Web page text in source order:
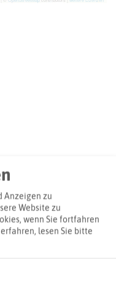
Anzeigen zu
Website zu
wenn Sie fortfahren
lesen Sie bitte